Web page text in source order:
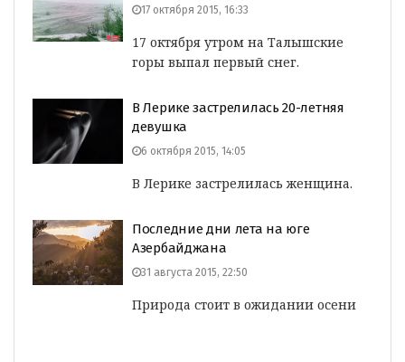
17 октября 2015, 16:33
17 октября утром на Талышские
горы выпал первый снег.
В Лерике застрелилась 20-летняя
девушка
6 октября 2015, 14:05
В Лерике застрелилась женщина.
Последние дни лета на юге
Азербайджана
31 августа 2015, 22:50
Природа стоит в ожидании осени